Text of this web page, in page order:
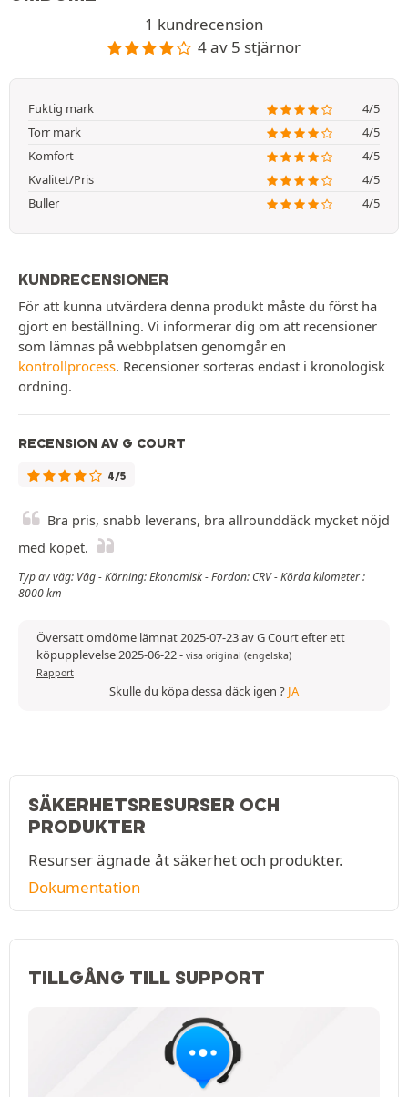
1 kundrecension
4 av 5 stjärnor
Fuktig mark
4/5
Torr mark
4/5
Komfort
4/5
Kvalitet/Pris
4/5
Buller
4/5
KUNDRECENSIONER
För att kunna utvärdera denna produkt måste du först ha
gjort en beställning. Vi informerar dig om att recensioner
som lämnas på webbplatsen genomgår en
kontrollprocess. Recensioner sorteras endast i kronologisk
ordning.
RECENSION AV G COURT
4/5
Bra pris, snabb leverans, bra allrounddäck mycket nöjd
med köpet.
Typ av väg: Väg - Körning: Ekonomisk - Fordon: CRV - Körda kilometer :
8000 km
Översatt omdöme lämnat 2025-07-23 av G Court efter ett
köpupplevelse 2025-06-22- visa original (engelska)
Rapport
Skulle du köpa dessa däck igen ? JA
SÄKERHETSRESURSER OCH
PRODUKTER
Resurser ägnade åt säkerhet och produkter.
Dokumentation
TILLGÅNG TILL SUPPORT